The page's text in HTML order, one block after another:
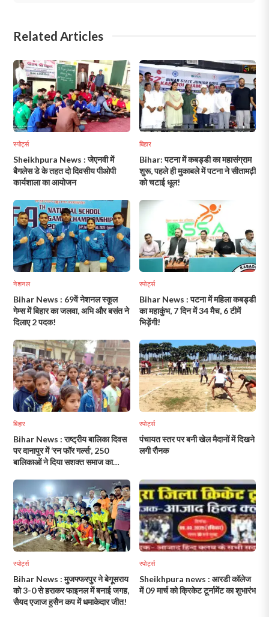
Related Articles
स्पोर्ट्स
Sheikhpura News : जेएनवी में
बैगलेस डे के तहत दो दिवसीय पीओपी
कार्यशाला का आयोजन
बिहार
Bihar: पटना में कबड्डी का महासंग्राम
शुरू, पहले ही मुकाबले में पटना ने सीतामढ़ी
को चटाई धूल!
नेशनल
Bihar News : 69वें नेशनल स्कूल
गेम्स में बिहार का जलवा, अभि और बसंत ने
दिलाए 2 पदक!
स्पोर्ट्स
Bihar News : पटना में महिला कबड्डी
का महाकुंभ, 7 दिन में 34 मैच, 6 टीमें
भिड़ेंगी!
बिहार
Bihar News : राष्ट्रीय बालिका दिवस
पर दानापुर में ‘रन फॉर गर्ल्स’, 250
बालिकाओं ने दिया सशक्त समाज का
स्पोर्ट्स
पंचायत स्तर पर बनी खेल मैदानों में दिखने
लगी रौनक
स्पोर्ट्स
Bihar News : मुजफ्फरपुर ने बेगूसराय
को 3-0 से हराकर फाइनल में बनाई जगह,
सैयद एजाज हुसैन कप में धमाकेदार जीत!
स्पोर्ट्स
Sheikhpura news : आरडी कॉलेज
में 09 मार्च को क्रिकेट टूर्नामेंट का शुभारंभ